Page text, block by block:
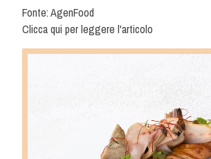
Fonte: AgenFood
Clicca qui per leggere l'articolo